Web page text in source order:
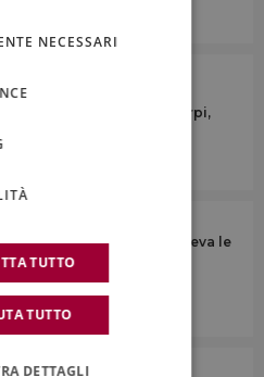
produzione? No a
su taglio rese o estirpi,
tutti, parlava a tutti, e vedeva le
nel futuro, prima di
NECESSARI
TUTTO
TUTTO
DETTAGLI